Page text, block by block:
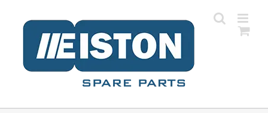
content